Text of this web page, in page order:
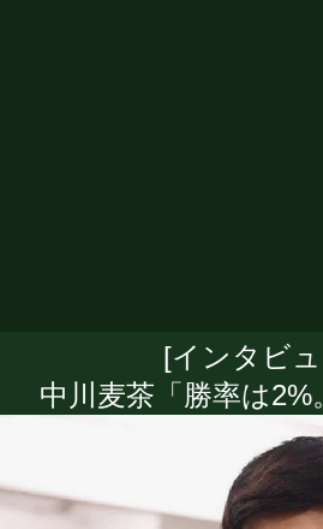
[インタビ
中川麦茶「勝率は